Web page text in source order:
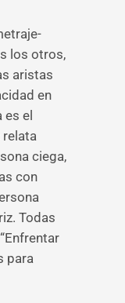
los otros,
aristas
en
el
relata
ciega,
con
Todas
para